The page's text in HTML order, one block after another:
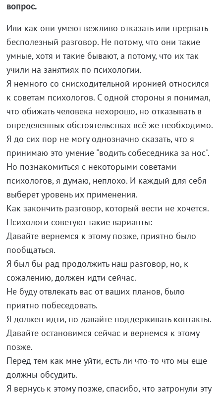
вопрос.
Или как они умеют вежливо отказать или прервать
бесполезный разговор. Не потому, что они такие
умные, хотя и такие бывают, а потому, что их так
учили на занятиях по психологии.
Я немного со снисходительной иронией относился
к советам психологов. С одной стороны я понимал,
что обижать человека нехорошо, но отказывать в
определенных обстоятельствах всё же необходимо.
Я до сих пор не могу однозначно сказать, что я
принимаю это умение "водить собеседника за нос".
Но познакомиться с некоторыми советами
психологов, я думаю, неплохо. И каждый для себя
выберет уровень их применения.
Как закончить разговор, который вести не хочется.
Психологи советуют такие варианты:
Давайте вернемся к этому позже, приятно было
пообщаться.
Я был бы рад продолжить наш разговор, но, к
сожалению, должен идти сейчас.
Не буду отвлекать вас от ваших планов, было
приятно побеседовать.
Я должен идти, но давайте поддерживать контакты.
Давайте остановимся сейчас и вернемся к этому
позже.
Перед тем как мне уйти, есть ли что-то что мы еще
должны обсудить.
Я вернусь к этому позже, спасибо, что затронули эту